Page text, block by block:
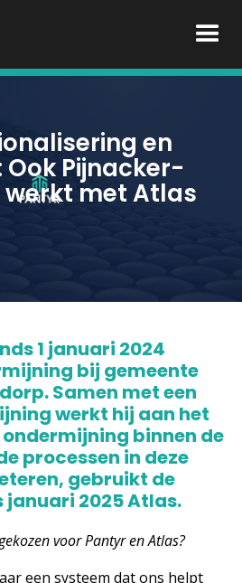
en
Ook Pijnacker-
met Atlas
1 januari 2024
bij gemeente
Samen met een
werkt hij aan het
binnen de
processen in deze
gebruikt de
januari 2025 Atlas.
voor Pantyr en Atlas?
een systeem dat ons helpt